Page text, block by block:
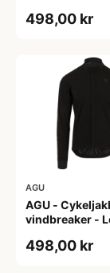
498,00 kr
AGU
AGU -
vindbreaker -
498,00 kr